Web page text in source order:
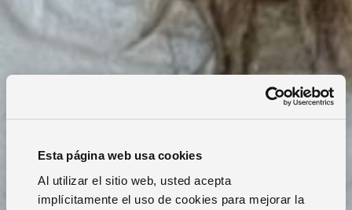
Esta página web usa cookies
Al utilizar el sitio web, usted acepta
implícitamente el uso de cookies para mejorar la